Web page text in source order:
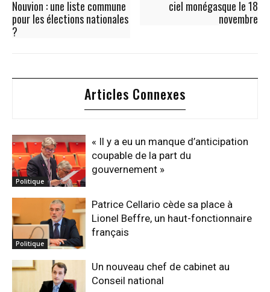
Nouvion : une liste commune
pour les élections nationales
?
ciel monégasque le 18
novembre
Articles Connexes
Politique
« Il y a eu un manque d’anticipation
coupable de la part du
gouvernement »
Politique
Patrice Cellario cède sa place à
Lionel Beffre, un haut-fonctionnaire
français
Un nouveau chef de cabinet au
Conseil national